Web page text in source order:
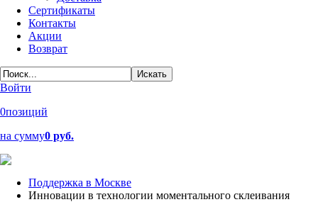
Сертификаты
Контакты
Акции
Возврат
Войти
0позиций
на сумму0 руб.
Поддержка в Москве
Инновации в технологии моментального склеивания